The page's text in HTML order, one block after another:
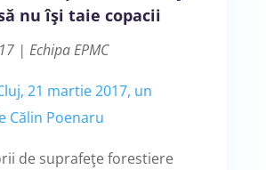
nu îşi taie copacii
| Echipa EPMC
21 martie 2017, un
Călin Poenaru
de suprafeţe forestiere